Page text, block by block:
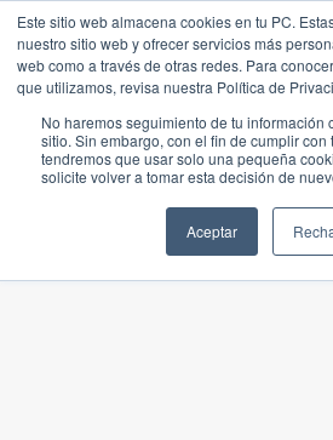
Este sitio web almacena cookies en tu PC.
nuestro sitio web y ofrecer servicios más
web como a través de otras redes. Para
que utilizamos, revisa nuestra Política de
No haremos seguimiento de tu información
sitio. Sin embargo, con el fin de cumplir con
tendremos que usar solo una pequeña
solicite volver a tomar esta decisión de
Aceptar